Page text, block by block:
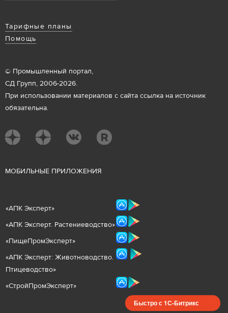
Тарифные планы
Помощь
© Промышленный портал,
СД Групп, 2006-2026.
При использовании материалов с сайта ссылка на источник
обязательна.
МОБИЛЬНЫЕ ПРИЛОЖЕНИЯ
«АПК Эксперт»
«АПК Эксперт. Растениеводство»
«ПищеПромЭксперт»
«АПК Эксперт: Животноводство.
Птицеводство»
«СтройПромЭксперт»
Быстро с 1С-Битрикс